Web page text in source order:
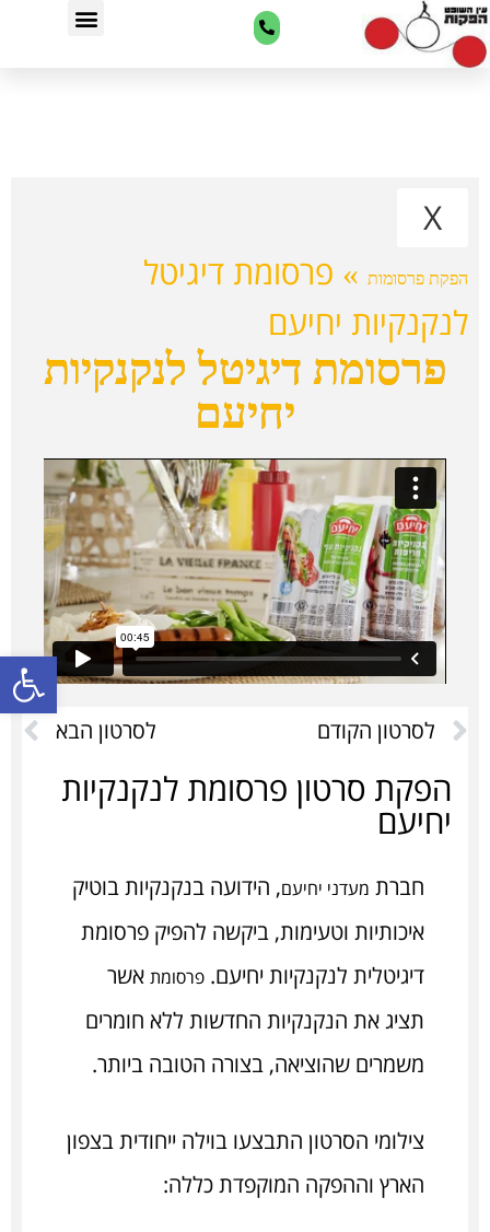
X
הפקת פרסומות » פרסומת דיגיטל
לנקנקיות יחיעם
פרסומת דיגיטל לנקנקיות
יחיעם
לסרטון הקודם לסרטון הבא
הפקת סרטון פרסומת לנקנקיות
יחיעם
חברת מעדני יחיעם, הידועה בנקנקיות בוטיק
איכותיות וטעימות, ביקשה להפיק פרסומת
דיגיטלית לנקנקיות יחיעם. פרסומת אשר
תציג את הנקנקיות החדשות ללא חומרים
משמרים שהוציאה, בצורה הטובה ביותר.
צילומי הסרטון התבצעו בוילה ייחודית בצפון
הארץ וההפקה המוקפדת כללה:
פתח